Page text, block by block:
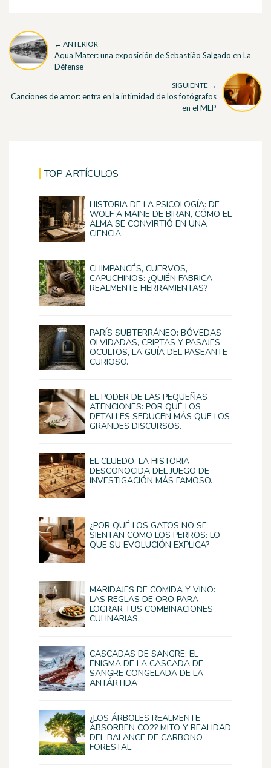
← ANTERIOR
Aqua Mater: una exposición de Sebastião Salgado en La
Défense
SIGUIENTE →
Canciones de amor: entra en la intimidad de los fotógrafos
en el MEP
TOP ARTÍCULOS
HISTORIA DE LA PSICOLOGÍA: DE
WOLF A MAINE DE BIRAN, CÓMO EL
ALMA SE CONVIRTIÓ EN UNA
CIENCIA.
CHIMPANCÉS, CUERVOS,
CAPUCHINOS: ¿QUIÉN FABRICA
REALMENTE HERRAMIENTAS?
PARÍS SUBTERRÁNEO: BÓVEDAS
OLVIDADAS, CRIPTAS Y PASAJES
OCULTOS, LA GUÍA DEL PASEANTE
CURIOSO.
EL PODER DE LAS PEQUEÑAS
ATENCIONES: POR QUÉ LOS
DETALLES SEDUCEN MÁS QUE LOS
GRANDES DISCURSOS.
EL CLUEDO: LA HISTORIA
DESCONOCIDA DEL JUEGO DE
INVESTIGACIÓN MÁS FAMOSO.
¿POR QUÉ LOS GATOS NO SE
SIENTAN COMO LOS PERROS: LO
QUE SU EVOLUCIÓN EXPLICA?
MARIDAJES DE COMIDA Y VINO:
LAS REGLAS DE ORO PARA
LOGRAR TUS COMBINACIONES
CULINARIAS.
CASCADAS DE SANGRE: EL
ENIGMA DE LA CASCADA DE
SANGRE CONGELADA DE LA
ANTÁRTIDA
¿LOS ÁRBOLES REALMENTE
ABSORBEN CO2? MITO Y REALIDAD
DEL BALANCE DE CARBONO
FORESTAL.